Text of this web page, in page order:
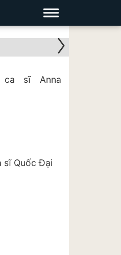
sĩ Anna
sĩ Quốc Đại